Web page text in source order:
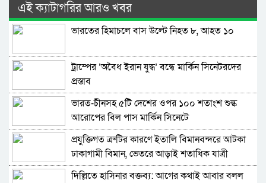
এই ক্যাটাগরির আরও খবর
ভারতের হিমাচলে বাস উল্টে নিহত ৮, আহত ১০
ট্রাম্পের ‘অবৈধ ইরান যুদ্ধ’ বন্ধে মার্কিন সিনেটরদের
প্রস্তাব
ভারত-চীনসহ ৫টি দেশের ওপর ১০০ শতাংশ শুল্ক
আরোপের বিল পাস মার্কিন সিনেটে
প্রযুক্তিগত ত্রুটির কারণে ইতালি বিমানবন্দরে আটকা
ঢাকাগামী বিমান, ভেতরে আড়াই শতাধিক যাত্রী
দিল্লিতে হাসিনার বক্তব্য: আগের কথাই আবার বলল